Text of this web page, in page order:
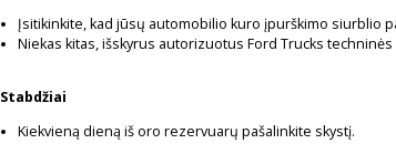
Įsitikinkite, kad jūsų automobilio kuro įpurškimo siurblio
Niekas kitas, išskyrus autorizuotus Ford Trucks
Stabdžiai
Kiekvieną dieną iš oro rezervuarų pašalinkite skystį.